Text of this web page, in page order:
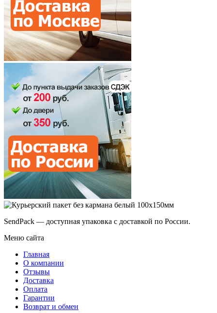
SendPack — доступная упаковка с доставкой по России.
Меню сайта
Главная
О компании
Отзывы
Доставка
Оплата
Гарантии
Возврат и обмен